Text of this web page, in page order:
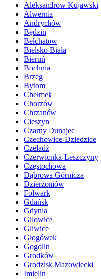
Aleksandrów Kujawski
Alwernia
Andrychów
Będzin
Bełchatów
Bielsko-Biała
Bieruń
Bochnia
Brzeg
Bytom
Chełmek
Chorzów
Chrzanów
Cieszyn
Czarny Dunajec
Czechowice-Dziedzice
Czeladź
Czerwionka-Leszczyny
Częstochowa
Dąbrowa Górnicza
Dzierżoniów
Folwark
Gdańsk
Gdynia
Gilowice
Gliwice
Głogówek
Gogolin
Grodków
Grodzisk Mazowiecki
Imielin